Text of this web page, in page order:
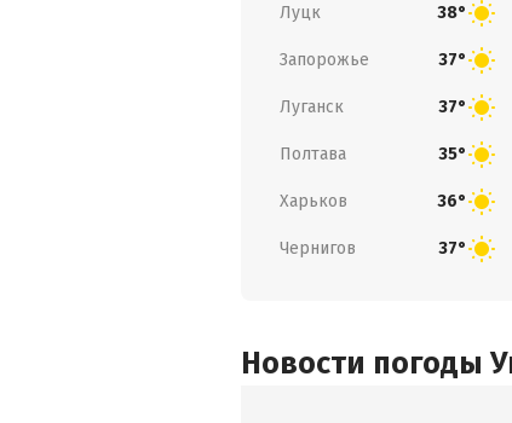
Луцк 38°
Запорожье 37°
Луганск 37°
Полтава 35°
Харьков 36°
Чернигов 37°
Новости погоды